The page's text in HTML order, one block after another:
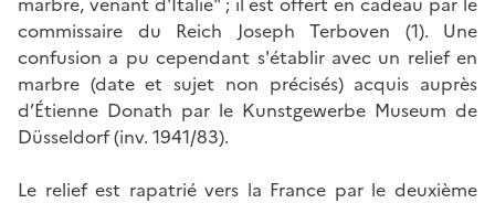
commissaire du Reich Joseph Terboven (1). Une
confusion a pu cependant s'établir avec un relief en
marbre (date et sujet non précisés) acquis auprès
d’Étienne Donath par le Kunstgewerbe Museum de
Düsseldorf (inv. 1941/83).
Le relief est rapatrié vers la France par le deuxième